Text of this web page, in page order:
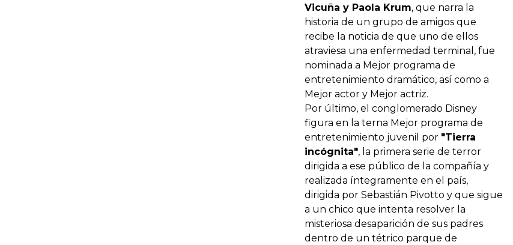
Vicuña y Paola Krum, que narra la
historia de un grupo de amigos que
recibe la noticia de que uno de ellos
atraviesa una enfermedad terminal, fue
nominada a Mejor programa de
entretenimiento dramático, así como a
Mejor actor y Mejor actriz.
Por último, el conglomerado Disney
figura en la terna Mejor programa de
entretenimiento juvenil por "Tierra
incógnita", la primera serie de terror
dirigida a ese público de la compañía y
realizada íntegramente en el país,
dirigida por Sebastián Pivotto y que sigue
a un chico que intenta resolver la
misteriosa desaparición de sus padres
dentro de un tétrico parque de